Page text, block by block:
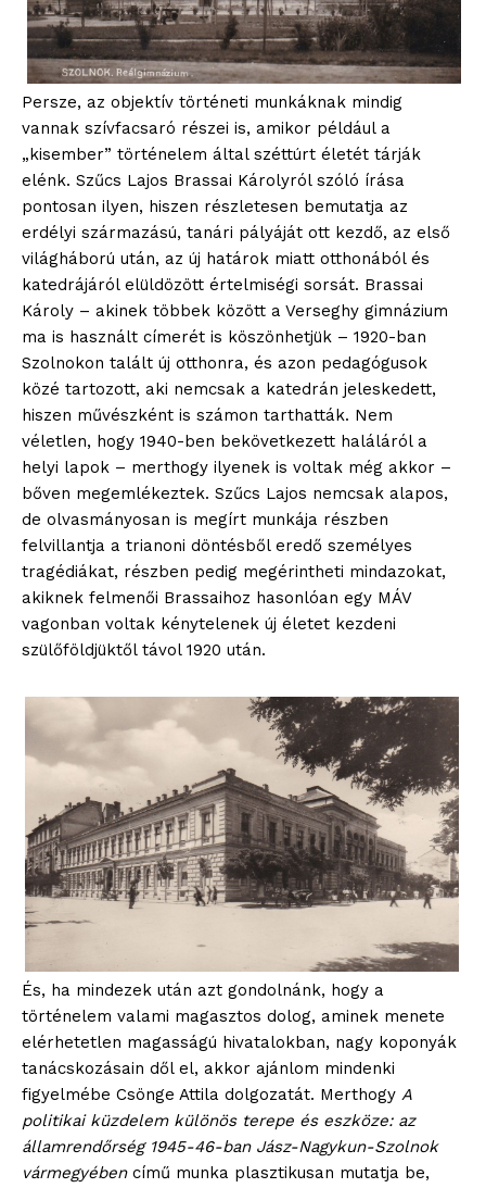
Persze, az objektív történeti munkáknak mindig
vannak szívfacsaró részei is, amikor például a
„kisember” történelem által széttúrt életét tárják
elénk. Szűcs Lajos Brassai Károlyról szóló írása
pontosan ilyen, hiszen részletesen bemutatja az
erdélyi származású, tanári pályáját ott kezdő, az első
világháború után, az új határok miatt otthonából és
katedrájáról elüldözött értelmiségi sorsát. Brassai
Károly – akinek többek között a Verseghy gimnázium
ma is használt címerét is köszönhetjük – 1920-ban
Szolnokon talált új otthonra, és azon pedagógusok
közé tartozott, aki nemcsak a katedrán jeleskedett,
hiszen művészként is számon tarthatták. Nem
véletlen, hogy 1940-ben bekövetkezett haláláról a
helyi lapok – merthogy ilyenek is voltak még akkor –
bőven megemlékeztek. Szűcs Lajos nemcsak alapos,
de olvasmányosan is megírt munkája részben
felvillantja a trianoni döntésből eredő személyes
tragédiákat, részben pedig megérintheti mindazokat,
akiknek felmenői Brassaihoz hasonlóan egy MÁV
vagonban voltak kénytelenek új életet kezdeni
szülőföldjüktől távol 1920 után.
És, ha mindezek után azt gondolnánk, hogy a
történelem valami magasztos dolog, aminek menete
elérhetetlen magasságú hivatalokban, nagy koponyák
tanácskozásain dől el, akkor ajánlom mindenki
figyelmébe Csönge Attila dolgozatát. Merthogy A
politikai küzdelem különös terepe és eszköze: az
államrendőrség 1945-46-ban Jász-Nagykun-Szolnok
vármegyébencímű munka plasztikusan mutatja be,